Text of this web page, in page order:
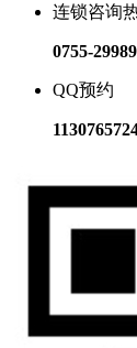
连锁咨询
0755-
QQ预约